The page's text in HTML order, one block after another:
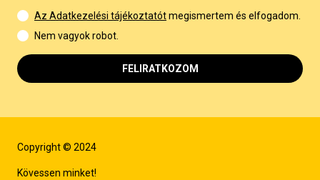
Copyright © 2024
Kövessen minket!
Az Adatkezelési tájékoztatótmegismertem és elfogadom.
Nem vagyok robot.
FELIRATKOZOM